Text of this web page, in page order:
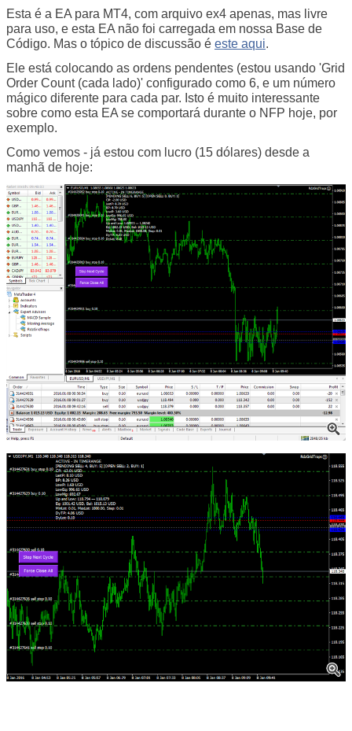
Esta é a EA para MT4, com arquivo ex4 apenas, mas livre
para uso, e esta EA não foi carregada em nossa Base de
Código. Mas o tópico de discussão é este aqui.
Ele está colocando as ordens pendentes (estou usando 'Grid
Order Count (cada lado)' configurado como 6, e um número
mágico diferente para cada par. Isto é muito interessante
sobre como esta EA se comportará durante o NFP hoje, por
exemplo.
Como vemos - já estou com lucro (15 dólares) desde a
manhã de hoje: